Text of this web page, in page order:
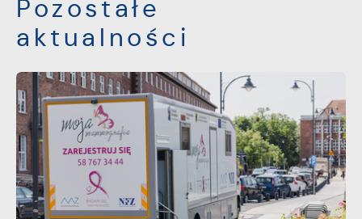
Pozostałe
aktualności